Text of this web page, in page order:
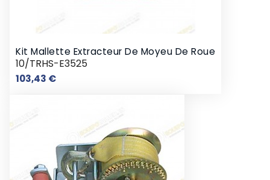
Kit Mallette Extracteur De Moyeu De Roue
10/TRHS-E3525
103,43 €Prix